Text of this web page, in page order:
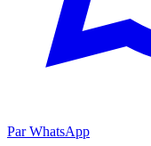
Par WhatsApp